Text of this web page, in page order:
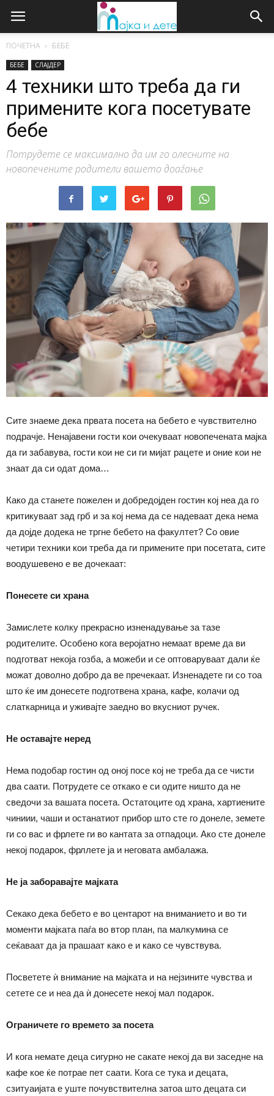
ПОЧЕТНА БЕБЕ
БЕБЕ СЛАЈДЕР
4 техники што треба да ги
примените кога посетувате
бебе
Потрудете се максимално да им го олесните на
новопечените родители вашето доаѓање
Сите знаеме дека првата посета на бебето е чувствително
подрачје. Ненајавени гости кои очекуваат новопечената мајка
да ги забавува, гости кои не си ги мијат рацете и оние кои не
знаат да си одат дома…
Како да станете пожелен и добредојден гостин кој неа да го
критикуваат зад грб и за кој нема да се надеваат дека нема
да дојде додека не тргне бебето на факултет? Со овие
четири техники кои треба да ги примените при посетата, сите
воодушевено е ве дочекаат:
Понесете си храна
Замислете колку прекрасно изненадување за тазе
родителите. Особено кога веројатно немаат време да ви
подготват некоја гозба, а можеби и се оптоваруваат дали ќе
можат доволно добро да ве пречекаат. Изненадете ги со тоа
што ќе им донесете подготвена храна, кафе, колачи од
слаткарница и уживајте заедно во вкусниот ручек.
Не оставајте неред
Нема подобар гостин од оној посе кој не треба да се чисти
два саати. Потрудете се откако е си одите ништо да не
сведочи за вашата посета. Остатоците од храна, хартиените
чиниии, чаши и останатиот прибор што сте го донеле, земете
ги со вас и фрлете ги во кантата за отпадоци. Ако сте донеле
некој подарок, фрллете ја и неговата амбалажа.
Не ја заборавајте мајката
Секако дека бебето е во центарот на вниманието и во ти
моменти мајката паѓа во втор план, па малкумина се
сеќаваат да ја прашаат како е и како се чувствува.
Посветете ѝ внимание на мајката и на нејзините чувства и
сетете се и неа да ѝ донесете некој мал подарок.
Ограничете го времето за посета
И кога немате деца сигурно не сакате некој да ви заседне на
кафе кое ќе потрае пет саати. Кога се тука и децата,
сзитуаијата е уште почувствителна затоа што децата си